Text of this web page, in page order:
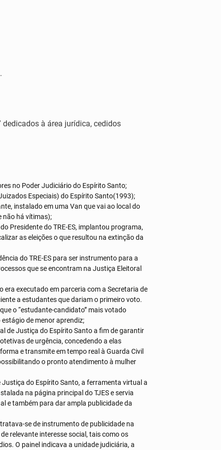
à área jurídica, cedidos
no Poder Judiciário do Espírito Santo;
Especiais) do Espírito Santo(1993);
instalado em uma Van que vai ao local do
não há vítimas);
Presidente do TRE-ES, implantou programa,
as eleições o que resultou na extinção da
do TRE-ES para ser instrumento para a
que se encontram na Justiça Eleitoral
era executado em parceria com a Secretaria de
a estudantes que dariam o primeiro voto.
o “estudante-candidato” mais votado
estágio de menor aprendiz;
de Justiça do Espírito Santo a fim de garantir
de urgência, concedendo a elas
e transmite em tempo real à Guarda Civil
o pronto atendimento à mulher
do Espírito Santo, a ferramenta virtual a
na página principal do TJES e servia
e também para dar ampla publicidade da
se de instrumento de publicidade na
relevante interesse social, tais como os
O painel indicava a unidade judiciária, a